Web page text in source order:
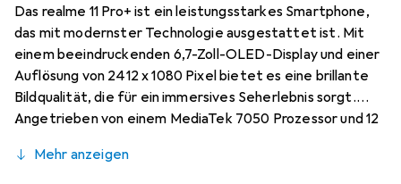
Das realme 11 Pro+ ist ein leistungsstarkes Smartphone,
das mit modernster Technologie ausgestattet ist. Mit
einem beeindruckenden 6,7-Zoll-OLED-Display und einer
Auflösung von 2412 x 1080 Pixel bietet es eine brillante
Bildqualität, die für ein immersives Seherlebnis sorgt.
Angetrieben von einem MediaTek 7050 Prozessor und 12
Leistung, egal ob beim Multitasking oder beim Spielen von
Mehr anzeigen